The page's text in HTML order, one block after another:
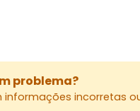
problema?
incorretas